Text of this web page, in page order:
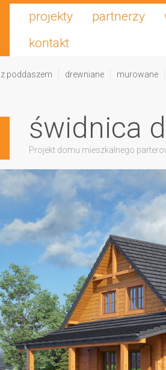
projekty partnerzy
kontakt
z poddaszem drewniane murowane
świdnica
Projekt domu mieszkalnego